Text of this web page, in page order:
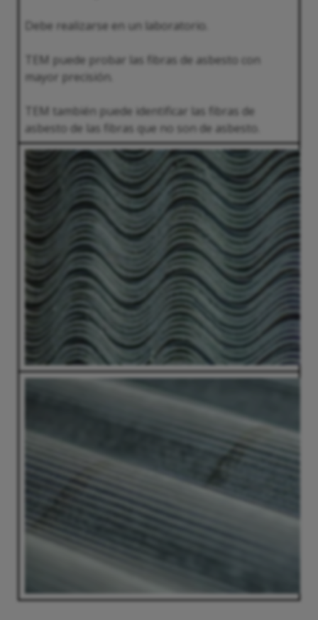
Debe realizarse en un laboratorio.
TEM puede probar las fibras de asbesto con
mayor precisión.
TEM también puede identificar las fibras de
asbesto de las fibras que no son de asbesto.